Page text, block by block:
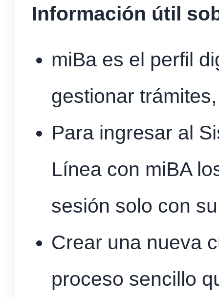
Información útil
miBa es el perfil
gestionar
Para ingresar al
Línea con miBA
sesión solo con
Crear una nueva
proceso sencillo